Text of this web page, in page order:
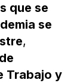
que se
se
,
Trabajo y